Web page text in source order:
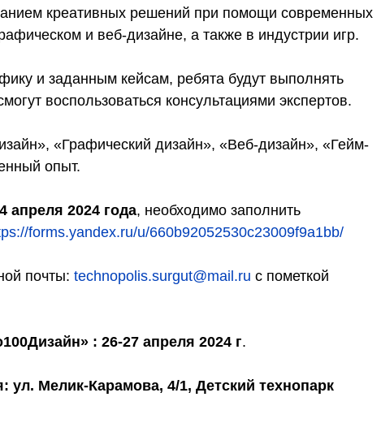
креативных решений при помощи современных
и веб-дизайне, а также в индустрии игр.
и заданным кейсам, ребята будут выполнять
воспользоваться консультациями экспертов.
«Графический дизайн», «Веб-дизайн», «Гейм-
опыт.
апреля 2024 года, необходимо заполнить
forms.yandex.ru/u/660b92052530c23009f9a1bb/
почты: technopolis.surgut@mail.ru с пометкой
: 26-27 апреля 2024 г.
ул. Мелик-Карамова, 4/1, Детский технопарк